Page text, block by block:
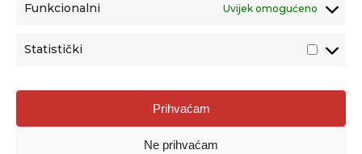
Funkcionalni Uvijek omogućeno
Statistički
Prihvaćam
Ne prihvaćam
Agencija za odgoj i obrazovanje
Donje Svetice 38, 10000 Zagreb
1778129